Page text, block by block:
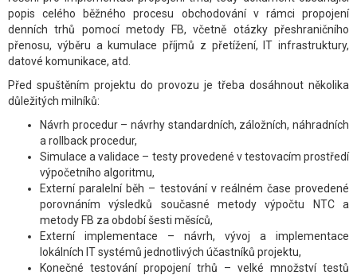
popis celého běžného procesu obchodování v rámci propojení
denních trhů pomocí metody FB, včetně otázky přeshraničního
přenosu, výběru a kumulace příjmů z přetížení, IT infrastruktury,
datové komunikace, atd.
Před spuštěním projektu do provozu je třeba dosáhnout několika
důležitých milníků:
Návrh procedur – návrhy standardních, záložních, náhradních
a rollback procedur,
Simulace a validace – testy provedené v testovacím prostředí
výpočetního algoritmu,
Externí paralelní běh – testování v reálném čase provedené
porovnáním výsledků současné metody výpočtu NTC a
metody FB za období šesti měsíců,
Externí implementace – návrh, vývoj a implementace
lokálních IT systémů jednotlivých účastníků projektu,
Konečné testování propojení trhů – velké množství testů